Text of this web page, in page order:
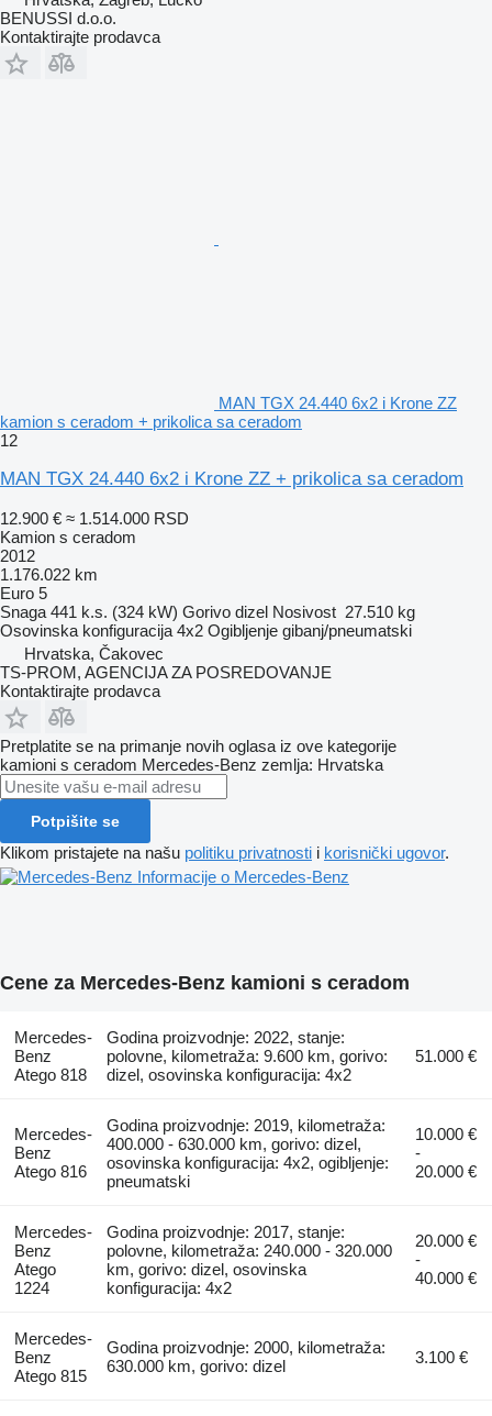
BENUSSI d.o.o.
Kontaktirajte prodavca
MAN TGX 24.440 6x2 i Krone ZZ
kamion s ceradom + prikolica sa ceradom
12
MAN TGX 24.440 6x2 i Krone ZZ + prikolica sa ceradom
12.900 € ≈ 1.514.000 RSD
Kamion s ceradom
2012
1.176.022 km
Euro 5
Snaga 441 k.s. (324 kW) Gorivo dizel Nosivost 27.510 kg
Osovinska konfiguracija 4x2 Ogibljenje gibanj/pneumatski
Hrvatska, Čakovec
TS-PROM, AGENCIJA ZA POSREDOVANJE
Kontaktirajte prodavca
Pretplatite se na primanje novih oglasa iz ove kategorije
kamioni s ceradom Mercedes-Benz zemlja: Hrvatska
Potpišite se
Klikom pristajete na našu politiku privatnosti i korisnički ugovor.
Informacije o Mercedes-Benz
Cene za Mercedes-Benz kamioni s ceradom
Mercedes-
Benz
Atego 818
Godina proizvodnje: 2022, stanje:
polovne, kilometraža: 9.600 km, gorivo:
dizel, osovinska konfiguracija: 4x2
51.000 €
Mercedes-
Benz
Atego 816
Godina proizvodnje: 2019, kilometraža:
400.000 - 630.000 km, gorivo: dizel,
osovinska konfiguracija: 4x2, ogibljenje:
pneumatski
10.000 €
-
20.000 €
Mercedes-
Benz
Atego
1224
Godina proizvodnje: 2017, stanje:
polovne, kilometraža: 240.000 - 320.000
km, gorivo: dizel, osovinska
konfiguracija: 4x2
20.000 €
-
40.000 €
Mercedes-
Benz
Atego 815
Godina proizvodnje: 2000, kilometraža:
630.000 km, gorivo: dizel
3.100 €